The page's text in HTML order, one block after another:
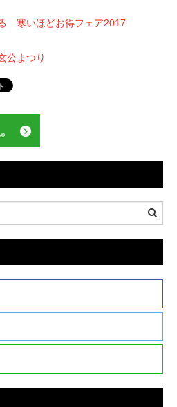
寒いほどお得フェア2017
公まつり